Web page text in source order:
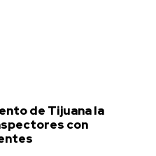
de Tijuana la
con